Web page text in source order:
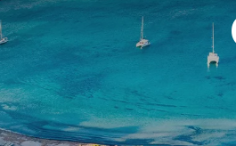
☀️ Où partir par mois
Janvier
Février
Octobre
Novembre
✨ Envies populaires